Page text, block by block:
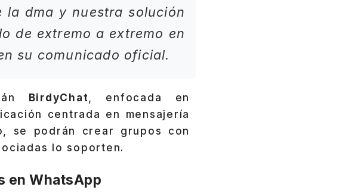
la dma y nuestra solución
de extremo a extremo en
su comunicado oficial.
BirdyChat, enfocada en
centrada en mensajería
se podrán crear grupos con
lo soporten.
en WhatsApp